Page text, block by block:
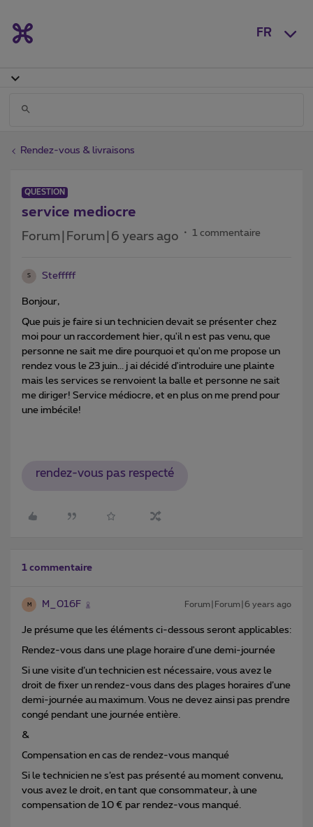
FR
Rendez-vous & livraisons
QUESTION
service mediocre
Forum|Forum|6 years ago 1 commentaire
S Stefffff
Bonjour,
Que puis je faire si un technicien devait se présenter chez
moi pour un raccordement hier, qu'il n est pas venu, que
personne ne sait me dire pourquoi et qu'on me propose un
rendez vous le 23 juin... j ai décidé d'introduire une plainte
mais les services se renvoient la balle et personne ne sait
me diriger! Service médiocre, et en plus on me prend pour
une imbécile!
rendez-vous pas respecté
1 commentaire
M M_016F Forum|Forum|6 years ago
Je présume que les éléments ci-dessous seront applicables:
Rendez-vous dans une plage horaire d'une demi-journée
Si une visite d’un technicien est nécessaire, vous avez le
droit de fixer un rendez-vous dans des plages horaires d’une
demi-journée au maximum. Vous ne devez ainsi pas prendre
congé pendant une journée entière.
&
Compensation en cas de rendez-vous manqué
Si le technicien ne s’est pas présenté au moment convenu,
vous avez le droit, en tant que consommateur, à une
compensation de 10 € par rendez-vous manqué.